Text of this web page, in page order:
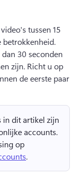
tussen 15
30 seconden
zijn. Richt u op
de eerste paar
in dit artikel zijn
.